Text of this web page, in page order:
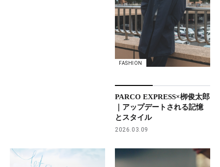
FASHION
PARCO EXPRESS×栁俊太郎
｜アップデートされる記憶
とスタイル
2026.03.09